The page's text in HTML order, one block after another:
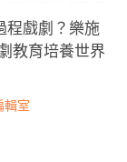
程戲劇？樂施
教育培養世界
輯室